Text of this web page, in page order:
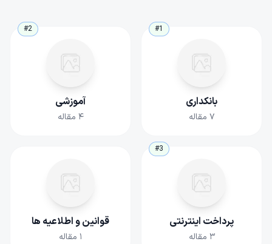
#1
بانکداری
۷ مقاله
#2
آموزشی
۴ مقاله
#3
پرداخت اینترنتی
۳ مقاله
قوانین و اطلاعیه ها
۱ مقاله